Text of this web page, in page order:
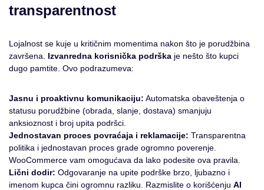
transparentnost
Lojalnost se kuje u kritičnim momentima nakon što je porudžbina
završena. Izvanredna korisnička podrška je nešto što kupci
dugo pamtite. Ovo podrazumeva:
Jasnu i proaktivnu komunikaciju: Automatska obaveštenja o
statusu porudžbine (obrada, slanje, dostava) smanjuju
anksioznost i broj upita podršci.
Jednostavan proces povraćaja i reklamacije: Transparentna
politika i jednostavan proces grade ogromno poverenje.
WooCommerce vam omogućava da lako podesite ova pravila.
Lični dodir: Odgovaranje na upite podrške brzo, ljubazno i
imenom kupca čini ogromnu razliku. Razmislite o korišćenju AI